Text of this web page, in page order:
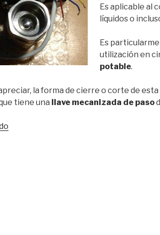
Es aplicable al
líquidos o
Es
utilización en
potable.
la forma de cierre o corte de
tiene una llave mecanizada de paso